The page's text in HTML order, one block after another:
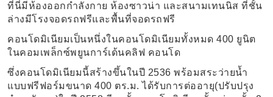
ที่นี่มีห้องออกกำลังกาย ห้องซาวน่า และสนามเทนนิส ที่ชั้น
ล่างมีโรงจอดรถฟรีและพื้นที่จอดรถฟรี
คอนโดมิเนียมเป็นหนึ่งในคอนโดมิเนียมทั้งหมด 400 ยูนิต
ในคอมเพล็กซ์พยูนการ์เด้นคลิฟ คอนโด
ซึ่งคอนโดมิเนียมนี้สร้างขึ้นในปี 2536 พร้อมสระว่ายน้ำ
แบบฟรีฟอร์มขนาด 400 ตร.ม.ได้รับการต่ออายุ(ปรับปรุง